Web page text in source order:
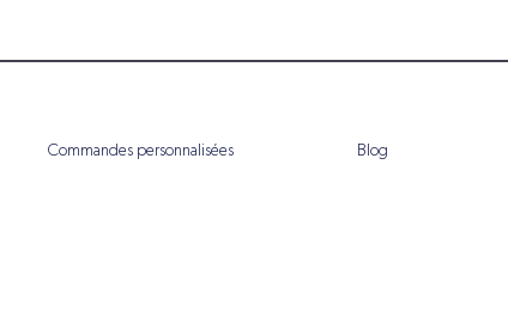
Commandes personnalisées Blog